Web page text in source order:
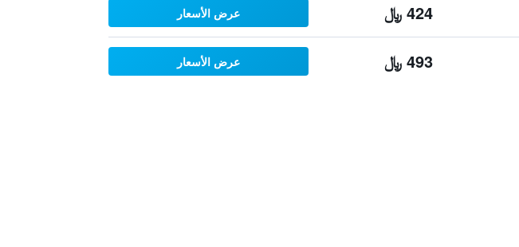
424 ﷼ عرض الأسعار
493 ﷼ عرض الأسعار